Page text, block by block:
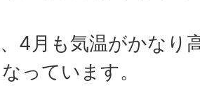
4月も気温がかなり
っています。